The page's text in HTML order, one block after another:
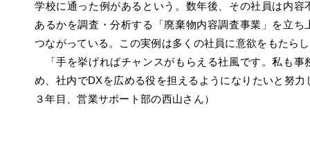
学校に通った例があるという。数年後、その社員は内容
あるかを調査・分析する「廃棄物内容調査事業」を立ち
つながっている。この実例は多くの社員に意欲をもたら
「手を挙げればチャンスがもらえる社風です。私も事
め、社内でDXを広める役を担えるようになりたいと努力
３年目、営業サポート部の西山さん）